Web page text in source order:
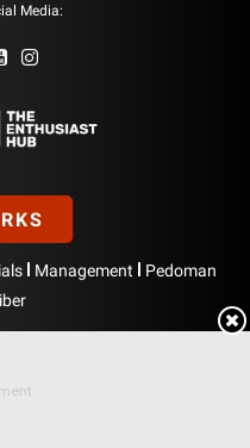
Media:
Management
Pedoman